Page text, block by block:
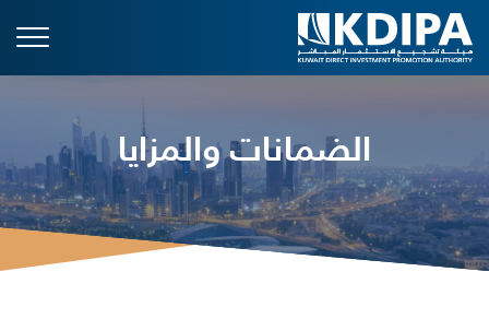
الضمانات والمزايا